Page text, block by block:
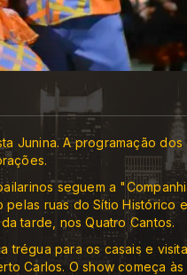
Junina. A programação dos
seguem a
ruas do Sítio Histórico
tarde, nos Quatro Cantos.
trégua para os casais e
Carlos. O show começa